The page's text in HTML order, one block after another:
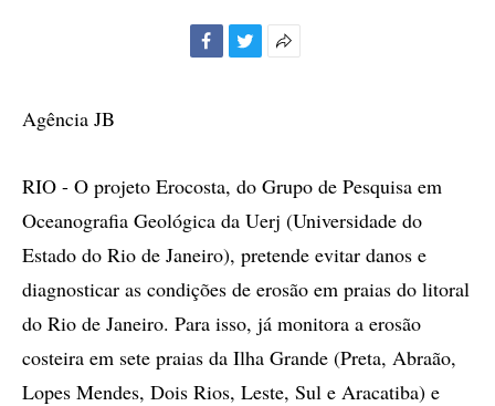
Agência JB
RIO - O projeto Erocosta, do Grupo de Pesquisa em
Oceanografia Geológica da Uerj (Universidade do
Estado do Rio de Janeiro), pretende evitar danos e
diagnosticar as condições de erosão em praias do litoral
do Rio de Janeiro. Para isso, já monitora a erosão
costeira em sete praias da Ilha Grande (Preta, Abraão,
Lopes Mendes, Dois Rios, Leste, Sul e Aracatiba) e